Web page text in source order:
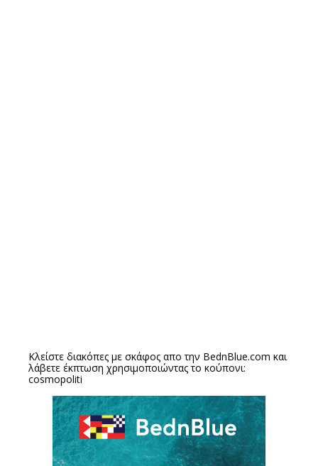
Κλείστε διακόπες με σκάφος απο την BednBlue.com και
λάβετε έκπτωση χρησιμοποιώντας το κούπονι:
cosmopoliti